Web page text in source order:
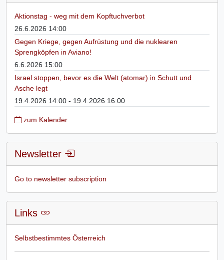
Aktionstag - weg mit dem Kopftuchverbot
26.6.2026 14:00
Gegen Kriege, gegen Aufrüstung und die nuklearen
Sprengköpfen in Aviano!
6.6.2026 15:00
Israel stoppen, bevor es die Welt (atomar) in Schutt und
Asche legt
19.4.2026 14:00 - 19.4.2026 16:00
zum Kalender
Newsletter
Go to newsletter subscription
Links
Selbstbestimmtes Österreich